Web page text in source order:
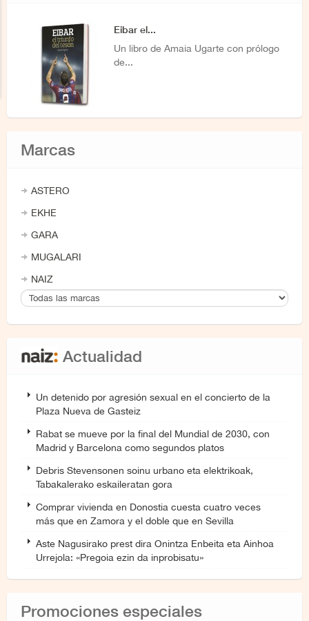
Eibar el...
Un libro de Amaia Ugarte con prólogo
de...
Marcas
ASTERO
EKHE
GARA
MUGALARI
NAIZ
Actualidad
Un detenido por agresión sexual en el concierto de la
Plaza Nueva de Gasteiz
Rabat se mueve por la final del Mundial de 2030, con
Madrid y Barcelona como segundos platos
Debris Stevensonen soinu urbano eta elektrikoak,
Tabakalerako eskaileratan gora
Comprar vivienda en Donostia cuesta cuatro veces
más que en Zamora y el doble que en Sevilla
Aste Nagusirako prest dira Onintza Enbeita eta Ainhoa
Urrejola: «Pregoia ezin da inprobisatu»
Promociones especiales